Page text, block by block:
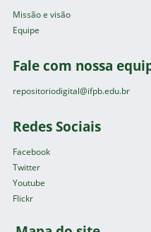
Missão e visão
Equipe
Fale com nossa
repositoriodigital@ifpb.edu.br
Redes Sociais
Facebook
Twitter
Youtube
Flickr